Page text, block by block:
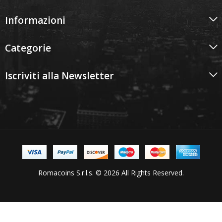
Informazioni
Categorie
Iscriviti alla Newsletter
Romacoins S.r.l.s. © 2026 All Rights Reserved.